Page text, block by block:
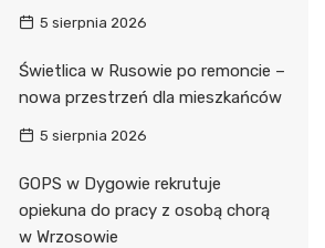
5 sierpnia 2026
Świetlica w Rusowie po remoncie –
nowa przestrzeń dla mieszkańców
5 sierpnia 2026
GOPS w Dygowie rekrutuje
opiekuna do pracy z osobą chorą
w Wrzosowie